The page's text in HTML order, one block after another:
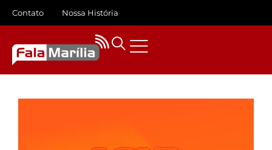
Contato Nossa História